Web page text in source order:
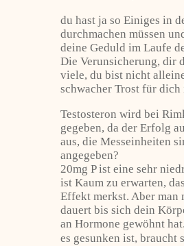
du hast ja so Einiges in
durchmachen müssen
deine Geduld im Laufe
Die Verunsicherung, dir
viele, du bist nicht
schwacher Trost für dich
Testosteron wird bei
gegeben, da der Erfolg
aus, die Messeinheiten
angegeben?
20mg P ist eine sehr
ist Kaum zu erwarten,
Effekt merkst. Aber man
dauert bis sich dein
an Hormone gewöhnt
es gesunken ist, braucht